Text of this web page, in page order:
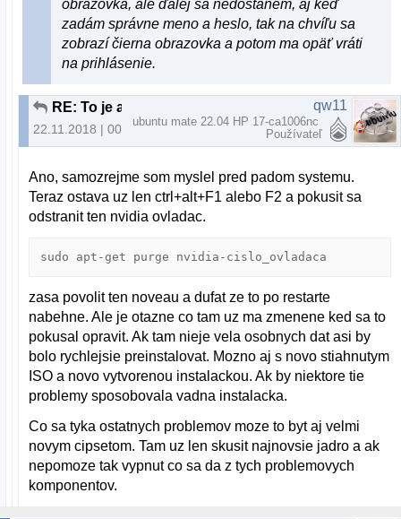
obrazovka, ale ďalej sa nedostanem, aj keď
zadám správne meno a heslo, tak na chvíľu sa
zobrazí čierna obrazovka a potom ma opäť vráti
na prihlásenie.
22.11.2018 | 00:43
qw11
ubuntu mate 22.04 HP 17-ca1006nc
Používateľ
Ano, samozrejme som myslel pred padom systemu.
Teraz ostava uz len ctrl+alt+F1 alebo F2 a pokusit sa
odstranit ten nvidia ovladac.
sudo apt-get purge nvidia-cislo_ovladaca
zasa povolit ten noveau a dufat ze to po restarte
nabehne. Ale je otazne co tam uz ma zmenene ked sa to
pokusal opravit. Ak tam nieje vela osobnych dat asi by
bolo rychlejsie preinstalovat. Mozno aj s novo stiahnutym
ISO a novo vytvorenou instalackou. Ak by niektore tie
problemy sposobovala vadna instalacka.
Co sa tyka ostatnych problemov moze to byt aj velmi
novym cipsetom. Tam uz len skusit najnovsie jadro a ak
nepomoze tak vypnut co sa da z tych problemovych
komponentov.